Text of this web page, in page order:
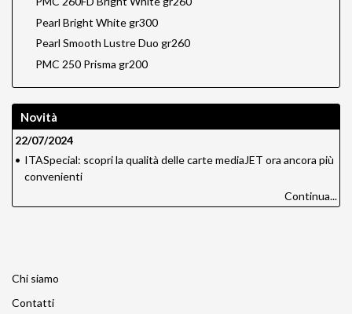
Pearl Bright White gr300
Pearl Smooth Lustre Duo gr260
PMC 250 Prisma gr200
Novità
22/07/2024
• ITASpecial: scopri la qualità delle carte mediaJET ora ancora più
convenienti
Continua...
Chi siamo
Contatti